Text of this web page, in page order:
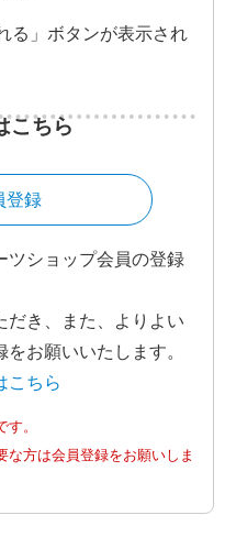
る」ボタンが表示され
こちら
登録
ツショップ会員の登録
だき、また、よりよい
お願いいたします。
こちら
。
な方は会員登録をお願いしま